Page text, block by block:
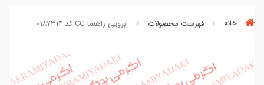
خانه فهرست محصولات ابرویی راهنما CG کد ۰۱۸۷۳۱۴